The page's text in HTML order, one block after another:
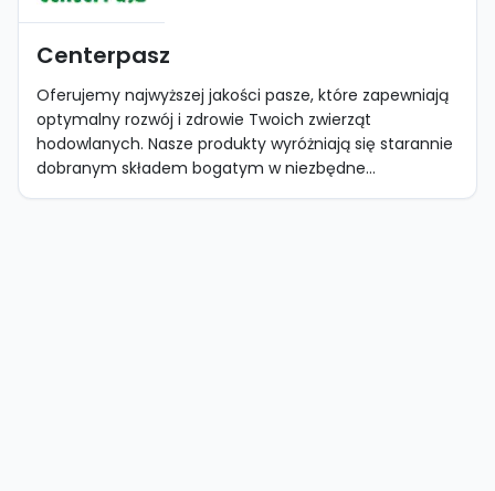
Centerpasz
Oferujemy najwyższej jakości pasze, które zapewniają
optymalny rozwój i zdrowie Twoich zwierząt
hodowlanych. Nasze produkty wyróżniają się starannie
dobranym składem bogatym w niezbędne...